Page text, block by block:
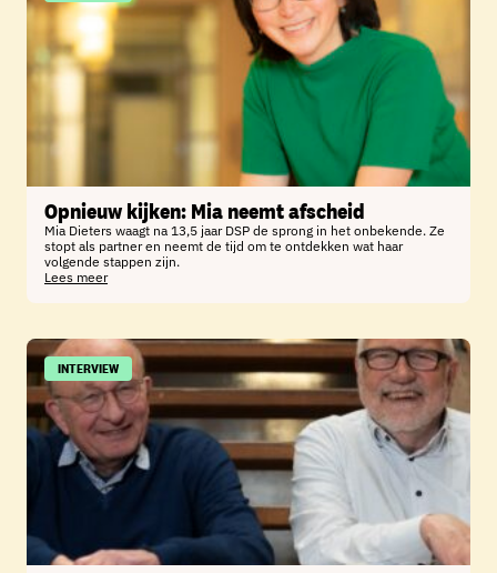
Opnieuw kijken: Mia neemt afscheid
Mia Dieters waagt na 13,5 jaar DSP de sprong in het onbekende. Ze
stopt als partner en neemt de tijd om te ontdekken wat haar
volgende stappen zijn.
Lees meer
INTERVIEW